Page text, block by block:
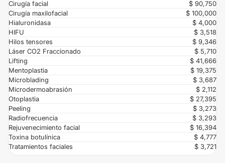
Cirugía facial
$ 90,750
Cirugía maxilofacial
$ 100,000
Hialuronidasa
$ 4,000
HIFU
$ 3,518
Hilos tensores
$ 9,346
Láser CO2 Fraccionado
$ 5,710
Lifting
$ 41,666
Mentoplastia
$ 19,375
Microblading
$ 3,687
Microdermoabrasión
$ 2,112
Otoplastia
$ 27,395
Peeling
$ 3,273
Radiofrecuencia
$ 3,293
Rejuvenecimiento facial
$ 16,394
Toxina botulínica
$ 4,777
Tratamientos faciales
$ 3,721